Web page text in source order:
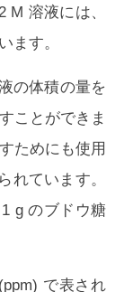
溶液には、
ます。
の体積の量を
ことができま
ためにも使用
れています。
g のブドウ糖
で表され